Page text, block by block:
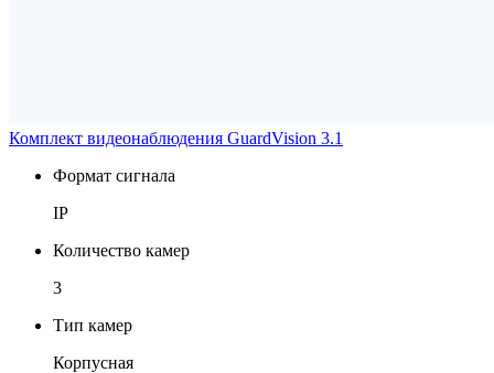
Комплект видеонаблюдения GuardVision 3.1
Формат сигнала
IP
Количество камер
3
Тип камер
Корпусная